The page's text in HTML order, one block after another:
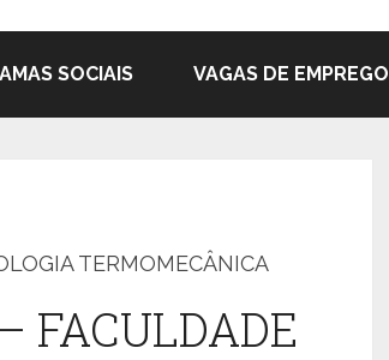
SOCIAIS VAGAS DE EMPREGO
TERMOMECÂNICA
FACULDADE